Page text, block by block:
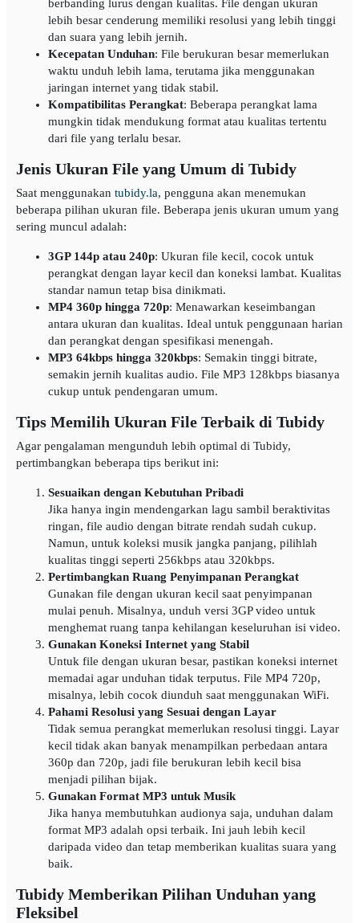
berbanding lurus dengan kualitas. File dengan ukuran
lebih besar cenderung memiliki resolusi yang lebih tinggi
dan suara yang lebih jernih.
Kecepatan Unduhan: File berukuran besar memerlukan
waktu unduh lebih lama, terutama jika menggunakan
jaringan internet yang tidak stabil.
Kompatibilitas Perangkat: Beberapa perangkat lama
mungkin tidak mendukung format atau kualitas tertentu
dari file yang terlalu besar.
Jenis Ukuran File yang Umum di Tubidy
Saat menggunakan tubidy.la, pengguna akan menemukan
beberapa pilihan ukuran file. Beberapa jenis ukuran umum yang
sering muncul adalah:
3GP 144p atau 240p: Ukuran file kecil, cocok untuk
perangkat dengan layar kecil dan koneksi lambat. Kualitas
standar namun tetap bisa dinikmati.
MP4 360p hingga 720p: Menawarkan keseimbangan
antara ukuran dan kualitas. Ideal untuk penggunaan harian
dan perangkat dengan spesifikasi menengah.
MP3 64kbps hingga 320kbps: Semakin tinggi bitrate,
semakin jernih kualitas audio. File MP3 128kbps biasanya
cukup untuk pendengaran umum.
Tips Memilih Ukuran File Terbaik di Tubidy
Agar pengalaman mengunduh lebih optimal di Tubidy,
pertimbangkan beberapa tips berikut ini:
Sesuaikan dengan Kebutuhan Pribadi
Jika hanya ingin mendengarkan lagu sambil beraktivitas
ringan, file audio dengan bitrate rendah sudah cukup.
Namun, untuk koleksi musik jangka panjang, pilihlah
kualitas tinggi seperti 256kbps atau 320kbps.
Pertimbangkan Ruang Penyimpanan Perangkat
Gunakan file dengan ukuran kecil saat penyimpanan
mulai penuh. Misalnya, unduh versi 3GP video untuk
menghemat ruang tanpa kehilangan keseluruhan isi video.
Gunakan Koneksi Internet yang Stabil
Untuk file dengan ukuran besar, pastikan koneksi internet
memadai agar unduhan tidak terputus. File MP4 720p,
misalnya, lebih cocok diunduh saat menggunakan WiFi.
Pahami Resolusi yang Sesuai dengan Layar
Tidak semua perangkat memerlukan resolusi tinggi. Layar
kecil tidak akan banyak menampilkan perbedaan antara
360p dan 720p, jadi file berukuran lebih kecil bisa
menjadi pilihan bijak.
Gunakan Format MP3 untuk Musik
Jika hanya membutuhkan audionya saja, unduhan dalam
format MP3 adalah opsi terbaik. Ini jauh lebih kecil
daripada video dan tetap memberikan kualitas suara yang
baik.
Tubidy Memberikan Pilihan Unduhan yang
Fleksibel